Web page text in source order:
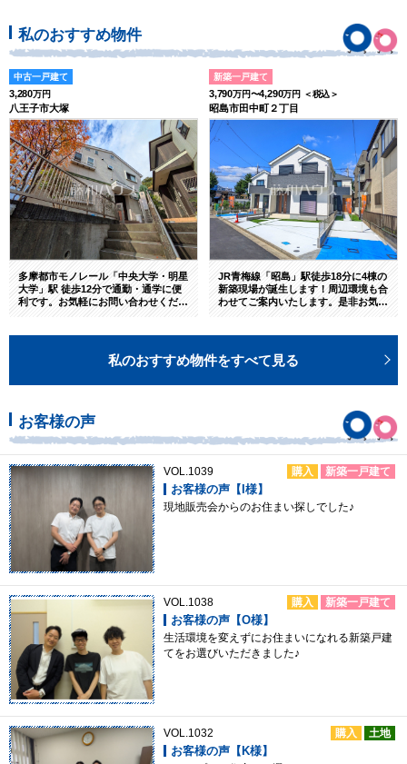
私のおすすめ物件
中古一戸建て
3,280万円
八王子市大塚
多摩都市モノレール「中央大学・明星
大学」駅 徒歩12分で通勤・通学に便
利です。お気軽にお問い合わせくださ
新築一戸建て
3,790万円〜4,290万円 ＜税込＞
昭島市田中町２丁目
JR青梅線「昭島」駅徒歩18分に4棟の
新築現場が誕生します！周辺環境も合
わせてご案内いたします。是非お気軽
私のおすすめ物件をすべて見る
お客様の声
VOL.1039 購入 新築一戸建て
お客様の声【I様】
現地販売会からのお住まい探しでした♪
VOL.1038 購入 新築一戸建て
お客様の声【O様】
生活環境を変えずにお住まいになれる新築戸建
てをお選びいただきました♪
VOL.1032 購入 土地
お客様の声【K様】